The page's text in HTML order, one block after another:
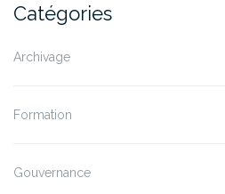
Catégories
Archivage
Formation
Gouvernance